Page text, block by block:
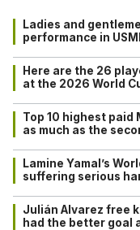
Ladies and
performance in
Here are the 26
at the 2026 World
Top 10 highest paid
as much as the
Lamine Yamal’s
suffering serious
Julián Alvarez free
had the better goal